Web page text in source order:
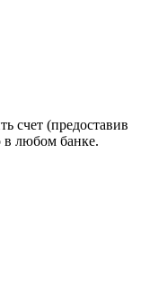
счет (предоставив
в любом банке.